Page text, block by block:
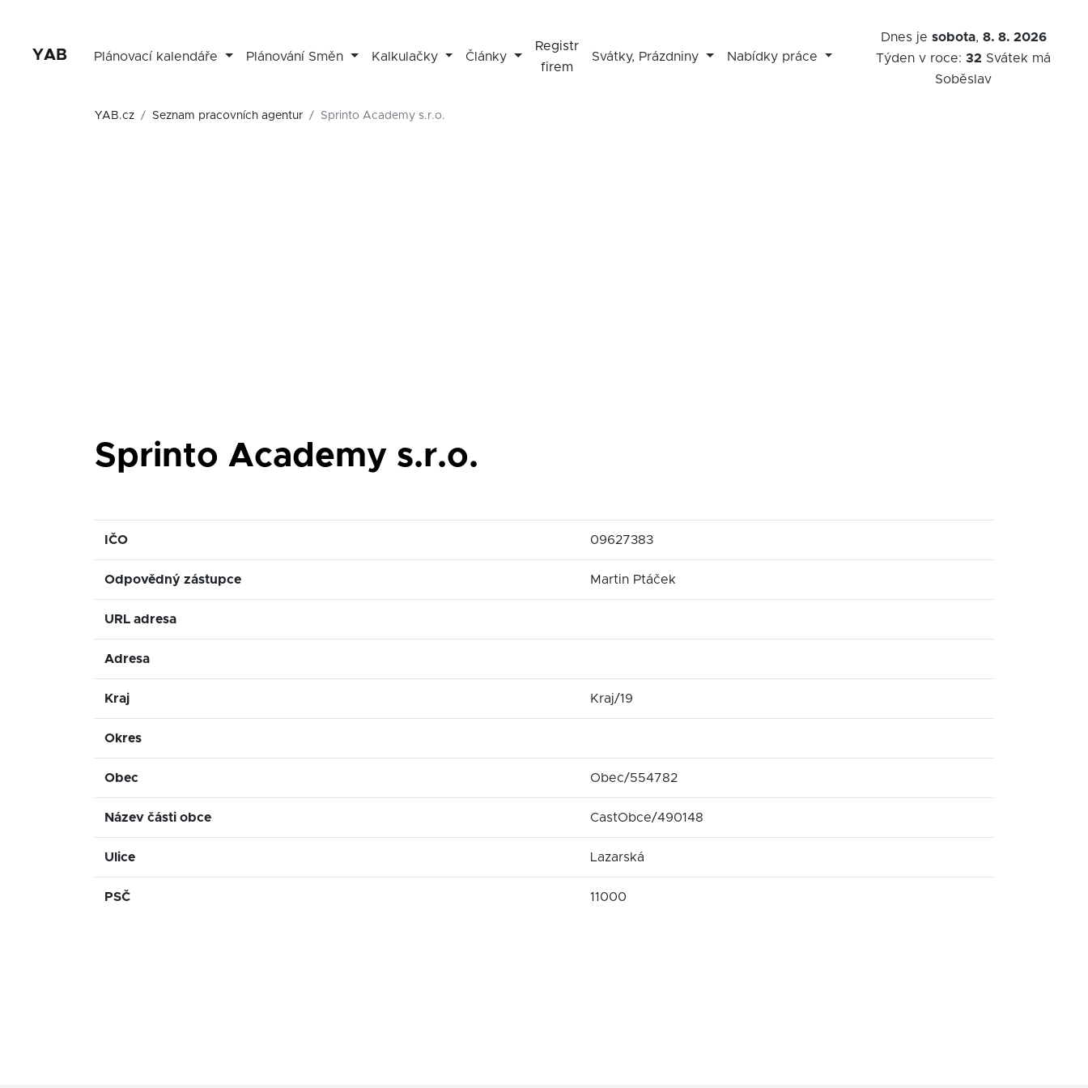
YAB Plánovací kalendáře Plánování Směn Kalkulačky Články
Registr
firem
Svátky, Prázdniny Nabídky práce
Dnes je sobota, 8. 8. 2026
Týden v roce:32 Svátek má
Soběslav
YAB.cz Seznam pracovních agentur Sprinto Academy s.r.o.
Sprinto Academy s.r.o.
IČO 09627383
Odpovědný zástupce Martin Ptáček
URL adresa
Adresa
Kraj Kraj/19
Okres
Obec Obec/554782
Název části obce CastObce/490148
Ulice Lazarská
PSČ 11000